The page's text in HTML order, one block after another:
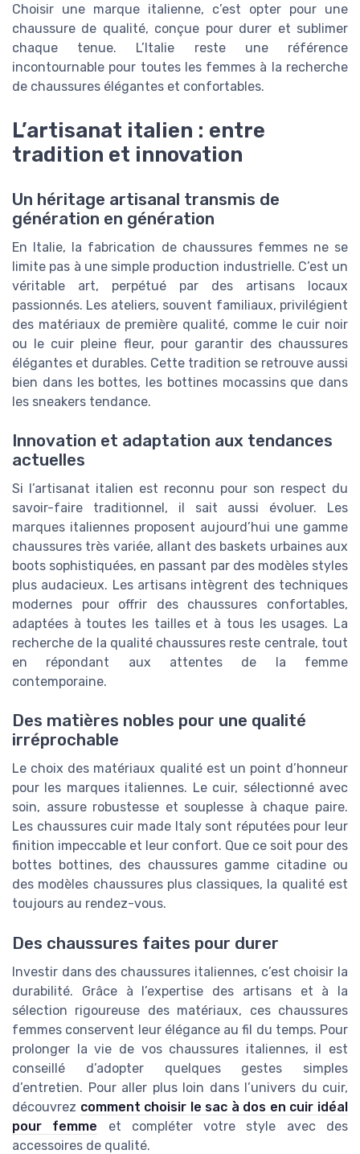
Choisir une marque italienne, c’est opter pour une
chaussure de qualité, conçue pour durer et sublimer
chaque tenue. L’Italie reste une référence
incontournable pour toutes les femmes à la recherche
de chaussures élégantes et confortables.
L’artisanat italien : entre
tradition et innovation
Un héritage artisanal transmis de
génération en génération
En Italie, la fabrication de chaussures femmes ne se
limite pas à une simple production industrielle. C’est un
véritable art, perpétué par des artisans locaux
passionnés. Les ateliers, souvent familiaux, privilégient
des matériaux de première qualité, comme le cuir noir
ou le cuir pleine fleur, pour garantir des chaussures
élégantes et durables. Cette tradition se retrouve aussi
bien dans les bottes, les bottines mocassins que dans
les sneakers tendance.
Innovation et adaptation aux tendances
actuelles
Si l’artisanat italien est reconnu pour son respect du
savoir-faire traditionnel, il sait aussi évoluer. Les
marques italiennes proposent aujourd’hui une gamme
chaussures très variée, allant des baskets urbaines aux
boots sophistiquées, en passant par des modèles styles
plus audacieux. Les artisans intègrent des techniques
modernes pour offrir des chaussures confortables,
adaptées à toutes les tailles et à tous les usages. La
recherche de la qualité chaussures reste centrale, tout
en répondant aux attentes de la femme
contemporaine.
Des matières nobles pour une qualité
irréprochable
Le choix des matériaux qualité est un point d’honneur
pour les marques italiennes. Le cuir, sélectionné avec
soin, assure robustesse et souplesse à chaque paire.
Les chaussures cuir made Italy sont réputées pour leur
finition impeccable et leur confort. Que ce soit pour des
bottes bottines, des chaussures gamme citadine ou
des modèles chaussures plus classiques, la qualité est
toujours au rendez-vous.
Des chaussures faites pour durer
Investir dans des chaussures italiennes, c’est choisir la
durabilité. Grâce à l’expertise des artisans et à la
sélection rigoureuse des matériaux, ces chaussures
femmes conservent leur élégance au fil du temps. Pour
prolonger la vie de vos chaussures italiennes, il est
conseillé d’adopter quelques gestes simples
d’entretien. Pour aller plus loin dans l’univers du cuir,
découvrez comment choisir le sac à dos en cuir idéal
pour femme et compléter votre style avec des
accessoires de qualité.